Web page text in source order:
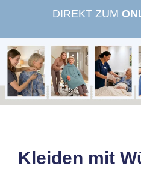
springen
DIREKT ZUM
Kleiden mit